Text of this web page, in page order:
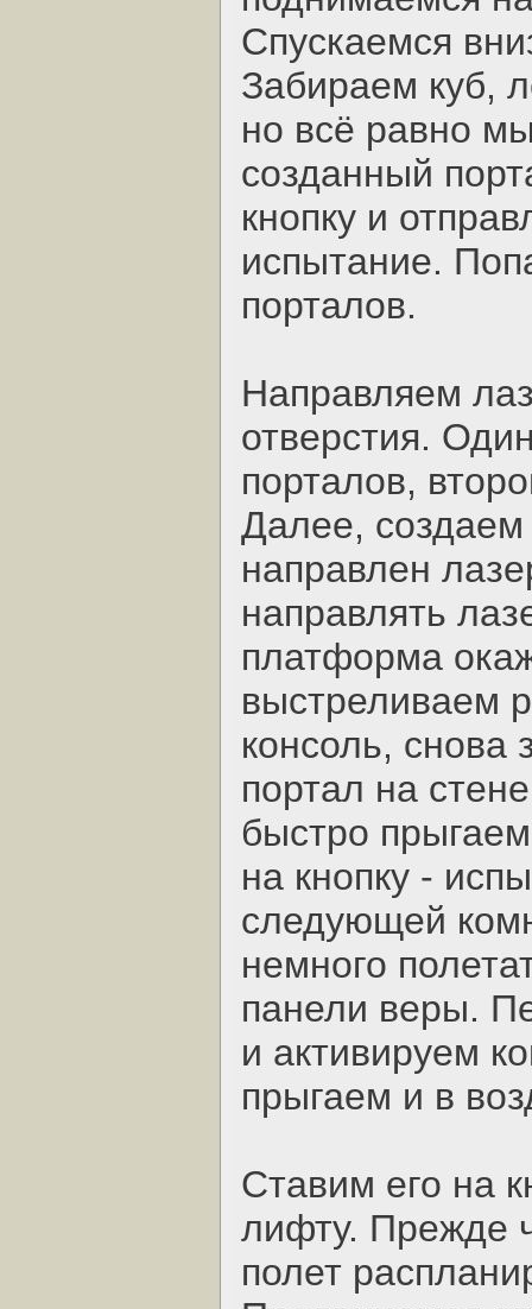
Спускаемся
Забираем куб,
но всё равно
созданный
кнопку и
испытание.
порталов.
Направляем
отверстия.
порталов,
Далее, создаем
направлен
направлять
платформа
выстреливаем
консоль, снова
портал на
быстро
на кнопку -
следующей
немного
панели веры.
и активируем
прыгаем и в
Ставим его на
лифту. Прежде
полет